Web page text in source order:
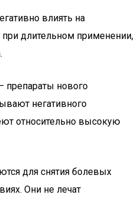
влиять на
длительном применении,
препараты нового
негативного
относительно высокую
для снятия болевых
Они не лечат